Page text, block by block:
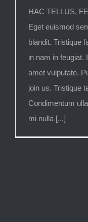
HAC TELLUS,
Eget euismod
blandit. Tristique
in nam in feugiat.
amet vulputate.
join us. Tristique
Condimentum
mi nulla [...]